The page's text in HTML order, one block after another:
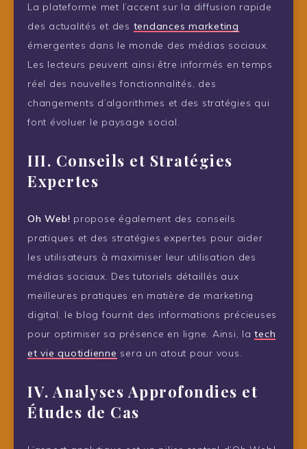
La plateforme met l’accent sur la diffusion rapide
des actualités et des tendances marketing
émergentes dans le monde des médias sociaux.
Les lecteurs peuvent ainsi être informés en temps
réel des nouvelles fonctionnalités, des
changements d’algorithmes et des stratégies qui
font évoluer le paysage social.
III. Conseils et Stratégies
Expertes
Oh Web! propose également des conseils
pratiques et des stratégies expertes pour aider
les utilisateurs à maximiser leur utilisation des
médias sociaux. Des tutoriels détaillés aux
meilleures pratiques en matière de marketing
digital, le blog fournit des informations précieuses
pour optimiser sa présence en ligne. Ainsi, latech
et vie quotidienne sera un atout pour vous.
IV. Analyses Approfondies et
Études de Cas